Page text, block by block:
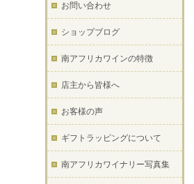
お問い合わせ
ショップブログ
南アフリカワインの特徴
店主から皆様へ
お客様の声
ギフトラッピングについて
南アフリカワイナリー写真集